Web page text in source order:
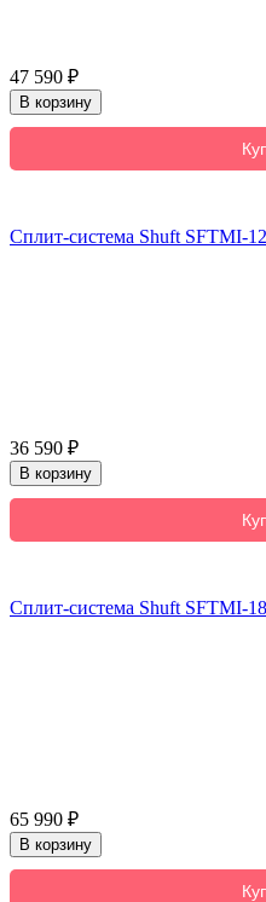
47 590 ₽
В корзину
Сплит-система Shuft SFTMI-
36 590 ₽
В корзину
Сплит-система Shuft SFTMI-
65 990 ₽
В корзину